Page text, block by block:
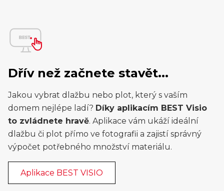
Dřív než začnete stavět...
Jakou vybrat dlažbu nebo plot, který s vaším
domem nejlépe ladí? Díky aplikacím BEST Visio
to zvládnete hravě. Aplikace vám ukáží ideální
dlažbu či plot přímo ve fotografii a zajistí správný
výpočet potřebného množství materiálu.
Aplikace BEST VISIO